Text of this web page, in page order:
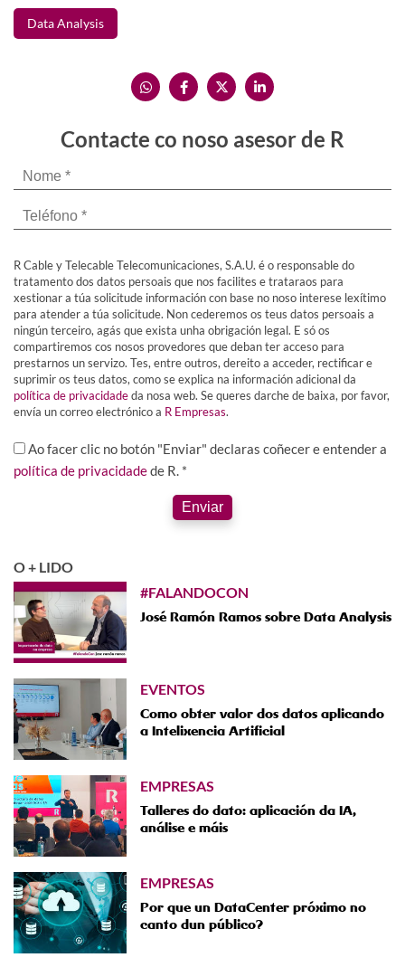
Data Analysis
Contacte co noso asesor de R
R Cable y Telecable Telecomunicaciones, S.A.U. é o responsable do
tratamento dos datos persoais que nos facilites e trataraos para
xestionar a túa solicitude información con base no noso interese lexítimo
para atender a túa solicitude. Non cederemos os teus datos persoais a
ningún terceiro, agás que exista unha obrigación legal. E só os
compartiremos cos nosos provedores que deban ter acceso para
prestarnos un servizo. Tes, entre outros, dereito a acceder, rectificar e
suprimir os teus datos, como se explica na información adicional da
política de privacidadeda nosa web. Se queres darche de baixa, por favor,
envía un correo electrónico a R Empresas.
Ao facer clic no botón "Enviar" declaras coñecer e entender a
política de privacidadede R. *
Enviar
O + LIDO
#FALANDOCON
José Ramón Ramos sobre Data Analysis
EVENTOS
Como obter valor dos datos aplicando
a Intelixencia Artificial
EMPRESAS
Talleres do dato: aplicación da IA,
análise e máis
EMPRESAS
Por que un DataCenter próximo no
canto dun público?